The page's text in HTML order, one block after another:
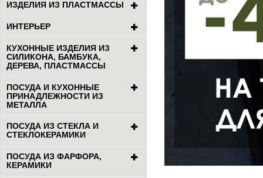
ИЗДЕЛИЯ ИЗ ПЛАСТМАССЫ
ИНТЕРЬЕР
КУХОННЫЕ ИЗДЕЛИЯ ИЗ
СИЛИКОНА, БАМБУКА,
ДЕРЕВА, ПЛАСТМАССЫ
ПОСУДА И КУХОННЫЕ
ПРИНАДЛЕЖНОСТИ ИЗ
МЕТАЛЛА
ПОСУДА ИЗ СТЕКЛА И
СТЕКЛОКЕРАМИКИ
ПОСУДА ИЗ ФАРФОРА,
КЕРАМИКИ